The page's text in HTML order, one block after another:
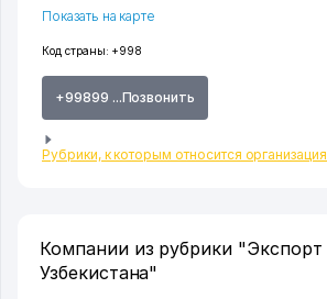
Код страны: +998
+99899 ...Позвонить
Рубрики, к которым относится организация
Показать на карте
Компании из рубрики "Экспорт
Узбекистана"